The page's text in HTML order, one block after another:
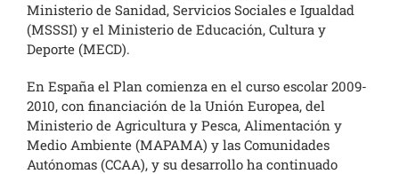
Ministerio de Sanidad, Servicios Sociales e Igualdad
(MSSSI) y el Ministerio de Educación, Cultura y
Deporte (MECD).
En España el Plan comienza en el curso escolar 2009-
2010, con financiación de la Unión Europea, del
Ministerio de Agricultura y Pesca, Alimentación y
Medio Ambiente (MAPAMA) y las Comunidades
Autónomas (CCAA), y su desarrollo ha continuado